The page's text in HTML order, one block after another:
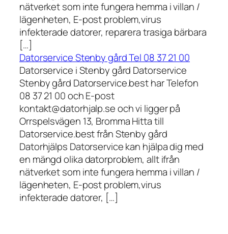
nätverket som inte fungera hemma i villan /
lägenheten, E-post problem,virus
infekterade datorer, reparera trasiga bärbara
[…]
Datorservice Stenby gård Tel 08 37 21 00
Datorservice i Stenby gård Datorservice
Stenby gård Datorservice.best har Telefon
08 37 21 00 och E-post
kontakt@datorhjalp.se och vi ligger på
Orrspelsvägen 13, Bromma Hitta till
Datorservice.best från Stenby gård
Datorhjälps Datorservice kan hjälpa dig med
en mängd olika datorproblem, allt ifrån
nätverket som inte fungera hemma i villan /
lägenheten, E-post problem,virus
infekterade datorer, […]